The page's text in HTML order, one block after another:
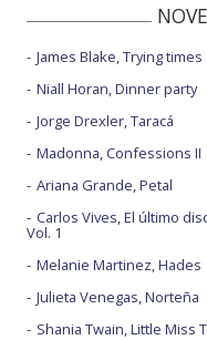
James Blake, Trying times
Niall Horan, Dinner party
Jorge Drexler, Taracá
Madonna, Confessions II
Ariana Grande, Petal
Carlos Vives, El último
Vol. 1
Melanie Martinez, Hades
Julieta Venegas, Norteña
Shania Twain, Little Miss